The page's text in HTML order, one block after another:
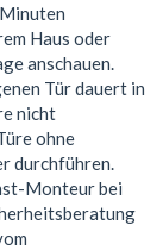
Haus oder
anschauen.
Tür dauert in
nicht
ohne
durchführen.
Monteur bei